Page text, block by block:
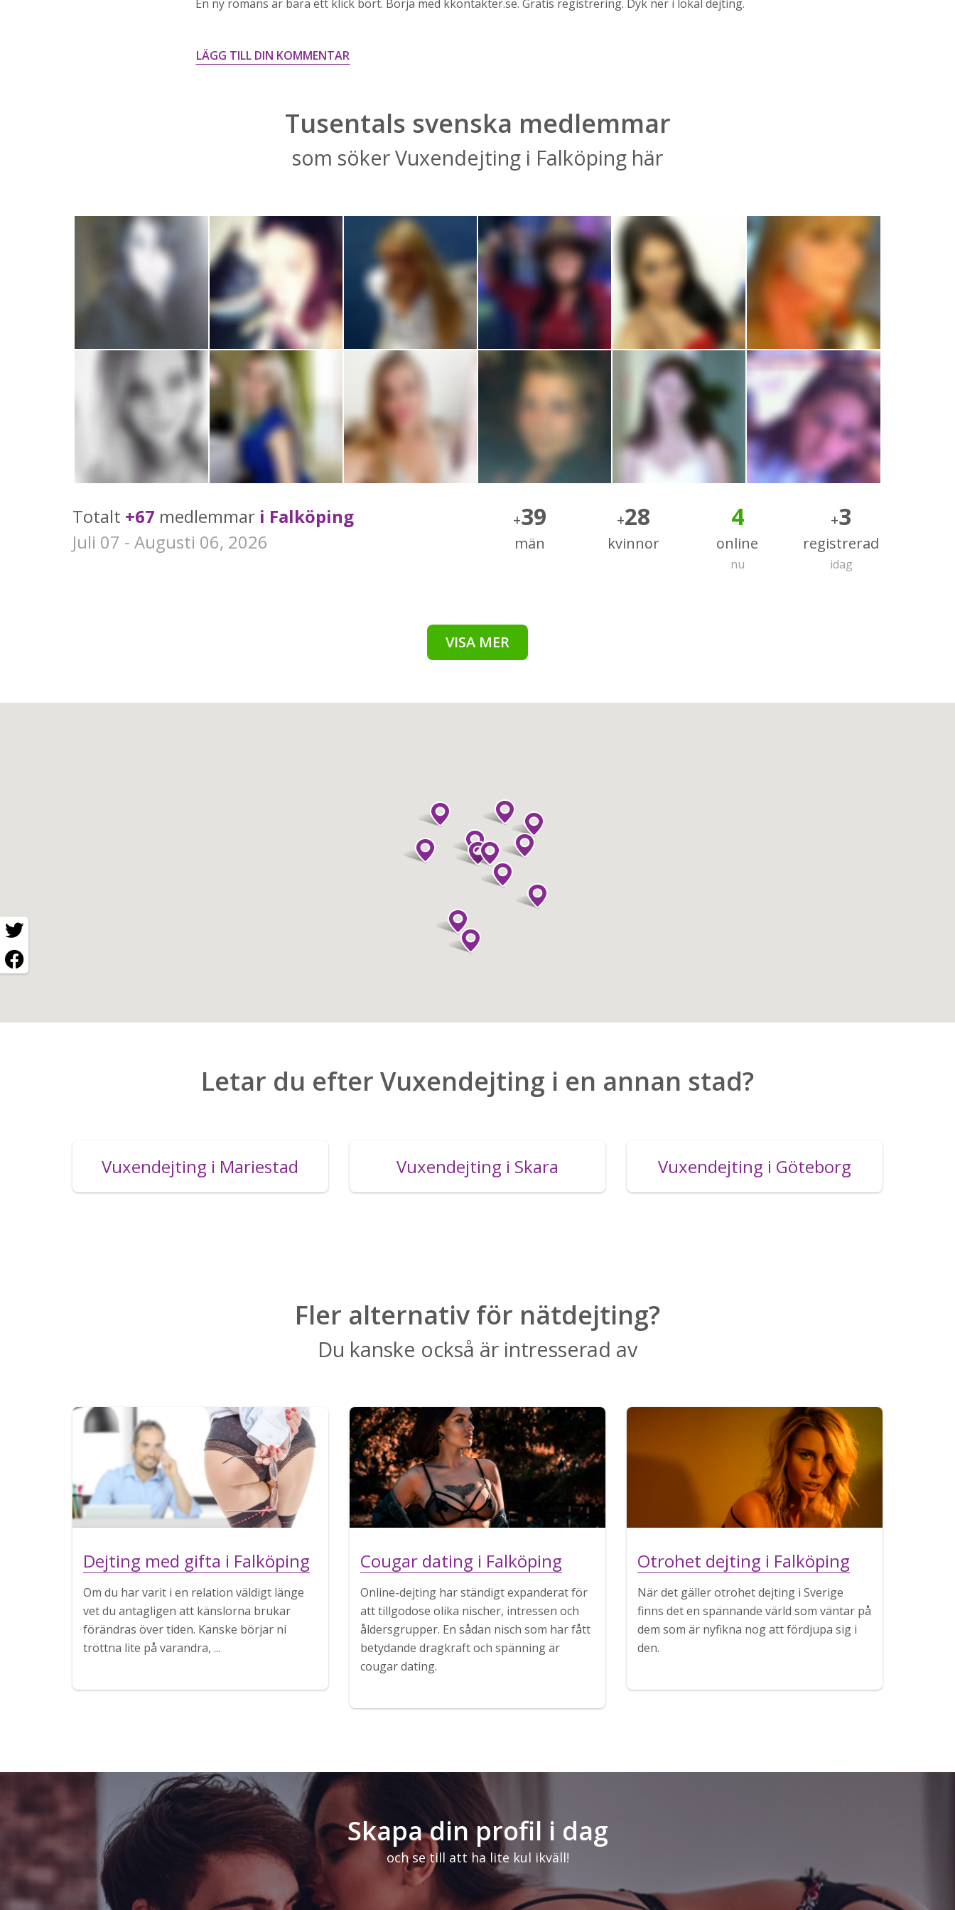
En ny romans är bara ett klick bort. Börja med kkontakter.se. Gratis registrering. Dyk ner i lokal dejting.
LÄGG TILL DIN KOMMENTAR
Tusentals svenska medlemmar
som söker Vuxendejting i Falköping här
Totalt +67 medlemmar i Falköping
Juli 07 - Augusti 06, 2026
+39
män
+28
kvinnor
4
online
nu
+3
registrerad
idag
VISA MER
Letar du efter Vuxendejting i en annan stad?
Vuxendejting i Mariestad Vuxendejting i Skara Vuxendejting i Göteborg
Fler alternativ för nätdejting?
Du kanske också är intresserad av
Dejting med gifta i Falköping
Om du har varit i en relation väldigt länge
vet du antagligen att känslorna brukar
förändras över tiden. Kanske börjar ni
tröttna lite på varandra, ...
Cougar dating i Falköping
Online-dejting har ständigt expanderat för
att tillgodose olika nischer, intressen och
åldersgrupper. En sådan nisch som har fått
betydande dragkraft och spänning är
cougar dating.
Otrohet dejting i Falköping
När det gäller otrohet dejting i Sverige
finns det en spännande värld som väntar på
dem som är nyfikna nog att fördjupa sig i
den.
Skapa din profil i dag
och se till att ha lite kul ikväll!